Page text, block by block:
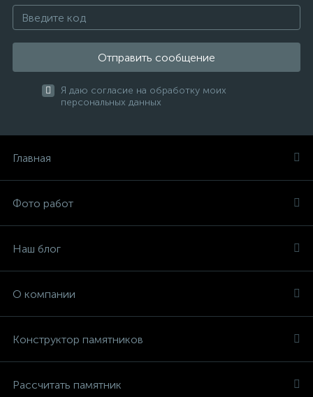
Отправить сообщение
Я даю согласие на обработку моих
персональных данных
Главная
Фото работ
Наш блог
О компании
Конструктор памятников
Рассчитать памятник